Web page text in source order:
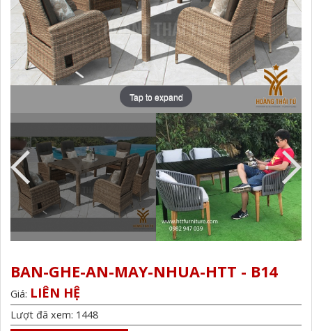
Tap to expand
BAN-GHE-AN-MAY-NHUA-HTT - B14
Giá: LIÊN HỆ
Lượt đã xem: 1448